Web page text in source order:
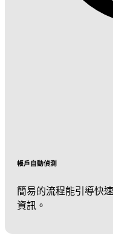
帳戶自動偵測
簡易的流程能引導快
資訊。